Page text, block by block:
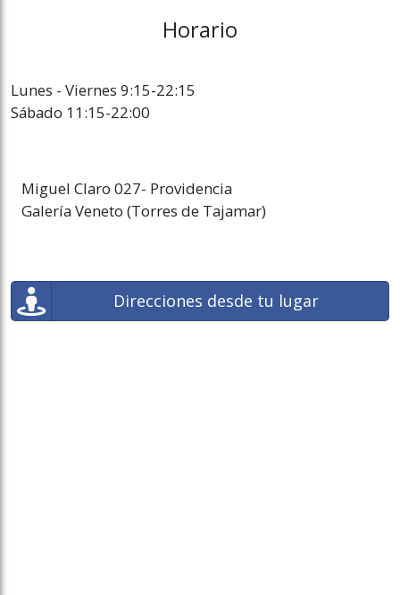
Horario
Lunes - Viernes 9:15-22:15
Sábado 11:15-22:00
Miguel Claro 027- Providencia
Galería Veneto (Torres de Tajamar)
Direcciones desde tu lugar